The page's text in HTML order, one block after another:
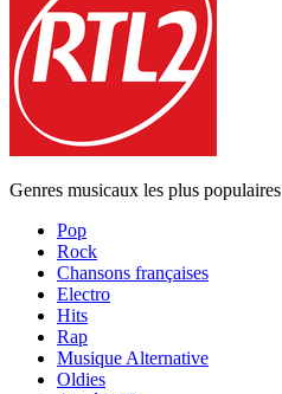
Genres musicaux les plus populaires
Pop
Rock
Chansons françaises
Electro
Hits
Rap
Musique Alternative
Oldies